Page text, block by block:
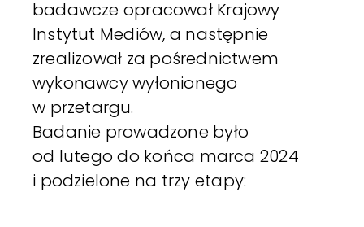
badawcze opracował Krajowy
Instytut Mediów, a następnie
zrealizował za pośrednictwem
wykonawcy wyłonionego
w przetargu.
Badanie prowadzone było
od lutego do końca marca 2024
i podzielone na trzy etapy: